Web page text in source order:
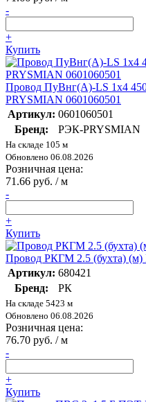
-
+
Купить
Провод ПуВнг(А)-LS 1х4
PRYSMIAN 0601060501
Артикул: 0601060501
Бренд:
РЭК-PRYSMIAN
На складе 105 м
Обновлено 06.08.2026
Розничная цена:
71.66 руб. / м
-
+
Купить
Провод РКГМ 2.5 (бухта) (м)
Артикул: 680421
Бренд:
РК
На складе 5423 м
Обновлено 06.08.2026
Розничная цена:
76.70 руб. / м
-
+
Купить